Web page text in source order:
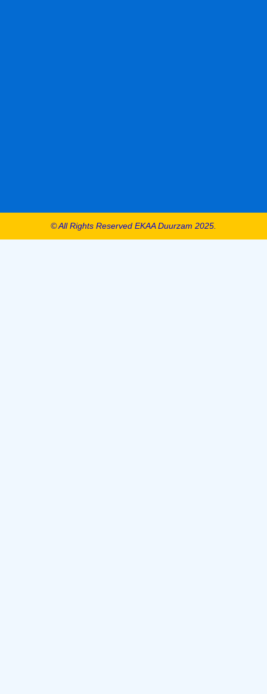
© All Rights Reserved EKAA Duurzam 2025.